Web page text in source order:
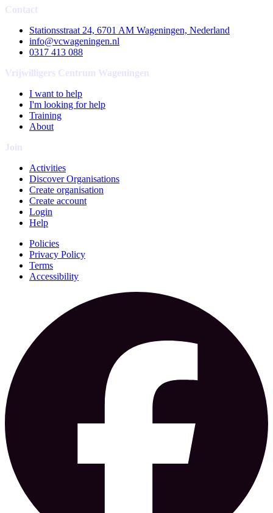
Contact
Stationsstraat 24, 6701 AM Wageningen, Nederland
info@vcwageningen.nl
0317 413 088
Vrijwilligers Centrum Wageningen
I want to help
I'm looking for help
Training
About
Join
Activities
Discover Organisations
Create organisation
Create account
Login
Help
Policies
Privacy Policy
Terms
Accessibility